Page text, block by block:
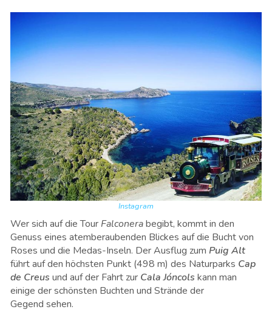
Instagram
Wer sich auf die Tour Falconerabegibt, kommt in den
Genuss eines atemberaubenden Blickes auf die Bucht von
Roses und die Medas-Inseln. Der Ausflug zum Puig Alt
führt auf den höchsten Punkt (498 m) des Naturparks Cap
de Creus und auf der Fahrt zur Cala Jóncols kann man
einige der schönsten Buchten und Strände der
Gegend sehen.